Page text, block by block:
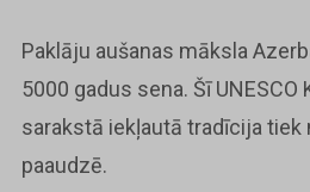
Paklāju aušanas māksla
5000 gadus sena. Šī
sarakstā iekļautā tradīcija tiek
paaudzē.